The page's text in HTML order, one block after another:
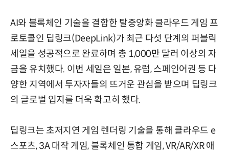
AI와 블록체인 기술을 결합한 탈중앙화 클라우드 게임 프
로토콜인 딥링크(DeepLink)가 최근 다섯 단계의 퍼블릭
세일을 성공적으로 완료하며 총 1,000만 달러 이상의 자
금을 유치했다. 이번 세일은 일본, 유럽, 스페인어권 등 다
양한 지역에서 투자자들의 뜨거운 관심을 받으며 딥링크
의 글로벌 입지를 더욱 확고히 했다.
딥링크는 초저지연 게임 렌더링 기술을 통해 클라우드 e
스포츠, 3A 대작 게임, 블록체인 통합 게임, VR/AR/XR 애